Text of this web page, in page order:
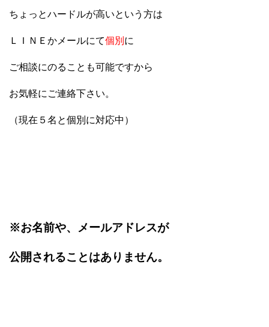
ちょっとハードルが高いという方は
ＬＩＮＥかメールにて個別 に
ご相談にのることも可能ですから
お気軽にご連絡下さい。
（現在５名と個別に対応中）
※お名前や、メールアドレスが
公開されることはありません。